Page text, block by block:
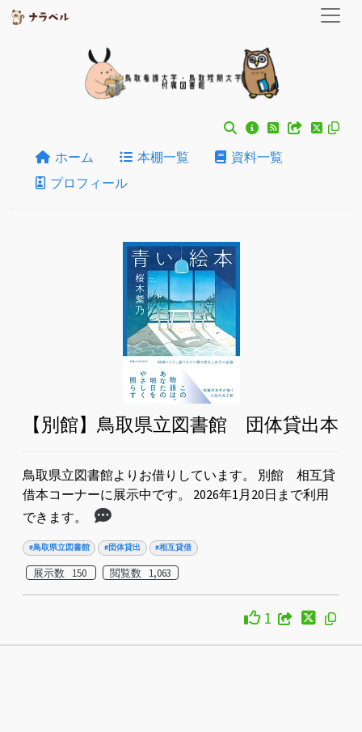
ホーム 本棚一覧
資料一覧
プロフィール
【別館】鳥取県立図書館 団体貸出本
鳥取県立図書館よりお借りしています。 別館 相互貸
借本コーナーに展示中です。 2026年1月20日まで利用
できます。
#鳥取県立図書館 #団体貸出 #相互貸借
展示数 150 閲覧数 1,063
1